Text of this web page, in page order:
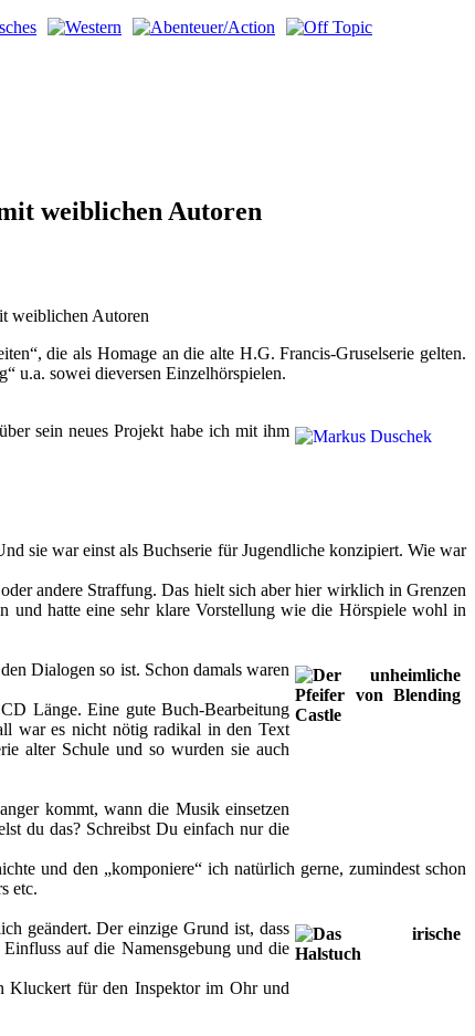
weiblichen Autoren
weiblichen Autoren
die als Homage an die alte H.G. Francis-Gruselserie gelten.
u.a. sowei dieversen Einzelhörspielen.
sein neues Projekt habe ich mit ihm
sie war einst als Buchserie für Jugendliche konzipiert. Wie war
andere Straffung. Das hielt sich aber hier wirklich in Grenzen
und hatte eine sehr klare Vorstellung wie die Hörspiele wohl in
Dialogen so ist. Schon damals waren
Länge. Eine gute Buch-Bearbeitung
war es nicht nötig radikal in den Text
alter Schule und so wurden sie auch
kommt, wann die Musik einsetzen
du das? Schreibst Du einfach nur die
und den „komponiere“ ich natürlich gerne, zumindest schon
etc.
geändert. Der einzige Grund ist, dass
auf die Namensgebung und die
Kluckert für den Inspektor im Ohr und